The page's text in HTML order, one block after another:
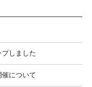
しました
について